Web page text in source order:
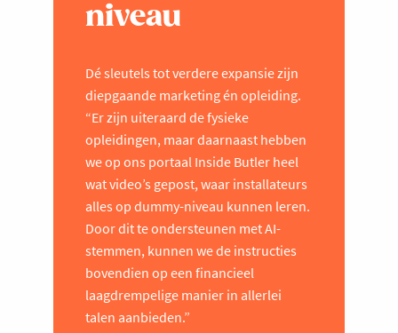
niveau
Dé sleutels tot verdere expansie zijn
diepgaande marketing én opleiding.
“Er zijn uiteraard de fysieke
opleidingen, maar daarnaast hebben
we op ons portaal Inside Butler heel
wat video’s gepost, waar installateurs
alles op dummy-niveau kunnen leren.
Door dit te ondersteunen met AI-
stemmen, kunnen we de instructies
bovendien op een financieel
laagdrempelige manier in allerlei
talen aanbieden.”